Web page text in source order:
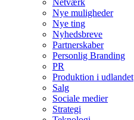
Netværk
Nye muligheder
Nye ting
Nyhedsbreve
Partnerskaber
Personlig Branding
PR
Produktion i udlandet
Salg
Sociale medier
Strategi